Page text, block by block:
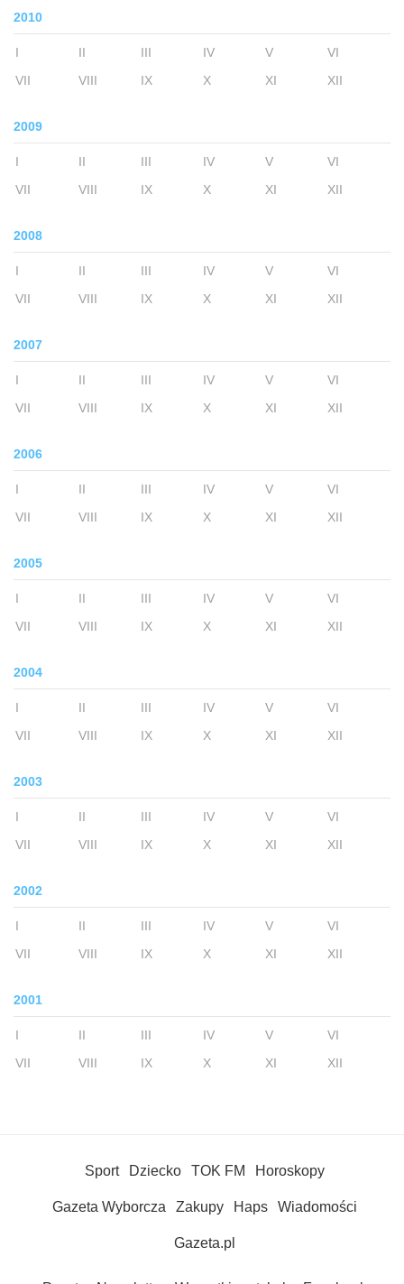
2010
I II III IV V
VI
VII
VIII IX X XI XII
2009
I II III IV V
VI
VII
VIII IX X XI XII
2008
I II III IV V
VI
VII
VIII IX X XI XII
2007
I II III IV V
VI
VII
VIII IX X XI XII
2006
I II III IV V
VI
VII
VIII IX X XI XII
2005
I II III IV V
VI
VII
VIII IX X XI XII
2004
I II III IV V
VI
VII
VIII IX X XI XII
2003
I II III IV V
VI
VII
VIII IX X XI XII
2002
I II III IV V
VI
VII
VIII IX X XI XII
2001
I II III IV V
VI
VII
VIII IX X XI XII
Sport Dziecko TOK FM Horoskopy
Gazeta Wyborcza Zakupy Haps Wiadomości
Gazeta.pl